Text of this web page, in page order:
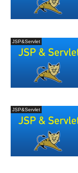
JSP&Servlet
JSP&Servlet